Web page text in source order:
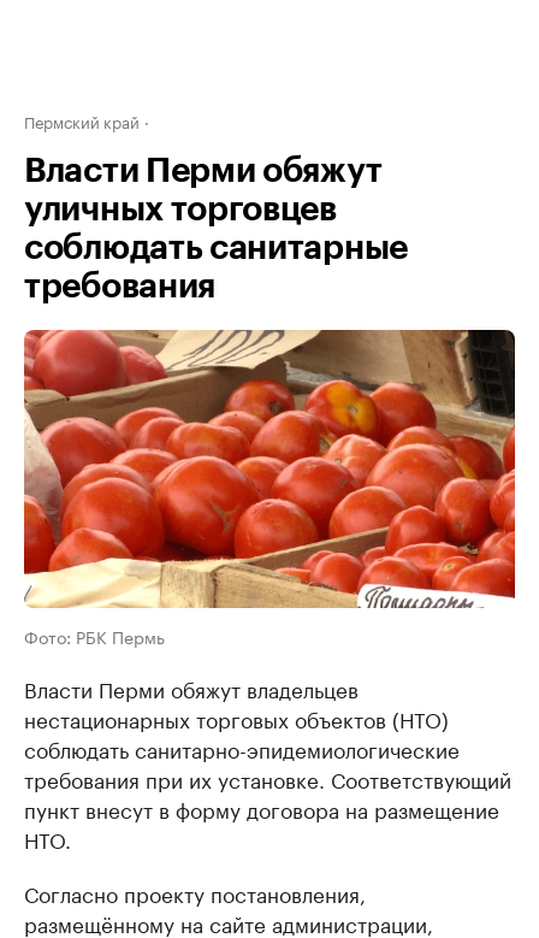
Пермский край
Власти Перми обяжут
уличных торговцев
соблюдать санитарные
требования
Фото: РБК Пермь
Власти Перми обяжут владельцев
нестационарных торговых объектов (НТО)
соблюдать санитарно-эпидемиологические
требования при их установке. Соответствующий
пункт внесут в форму договора на размещение
НТО.
Согласно проекту постановления,
размещённому на сайте администрации,